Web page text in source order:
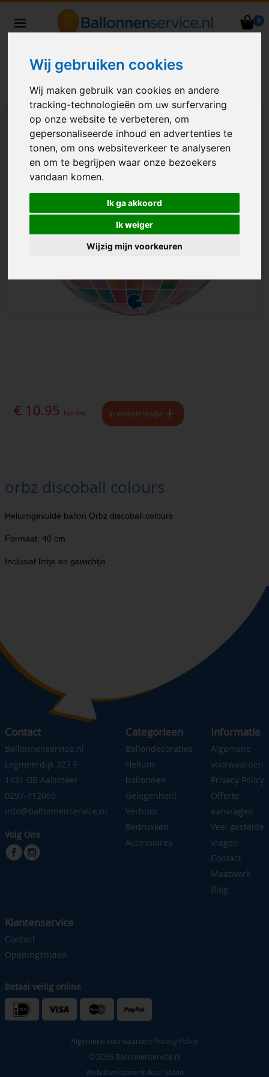
Wij gebruiken cookies
Wij maken gebruik van cookies en andere
tracking-technologieën om uw surfervaring
op onze website te verbeteren, om
gepersonaliseerde inhoud en advertenties te
tonen, om ons websiteverkeer te analyseren
en om te begrijpen waar onze bezoekers
vandaan komen.
Ik ga akkoord
Ik weiger
Wijzig mijn voorkeuren
0
Nederland
€ 10.95 Excl. btw In winkelmandje
orbz discoball colours
Heliumgevulde ballon Orbz discoball colours
Formaat: 40 cm
Inclusief lintje en gewichtje
Contact
Ballonnenservice.nl
Legmeerdijk 327 F
1431 GB Aalsmeer
0297-712065
info@ballonnenservice.nl
Volg Ons
Categorieen
Ballondecoraties
Helium
ballonnen
Gelegenheid
Verhuur
Bedrukken
Accessoires
Informatie
Algemene
voorwaarden
Privacy Policy
Offerte
aanvragen
Veel gestelde
vragen
Contact
Maatwerk
Blog
Klantenservice
Contact
Openingstijden
Betaal veilig online
Algemene voorwaarden Privacy Policy
© 2026 Ballonnenservice.nl
Webdevelopment door Solvio